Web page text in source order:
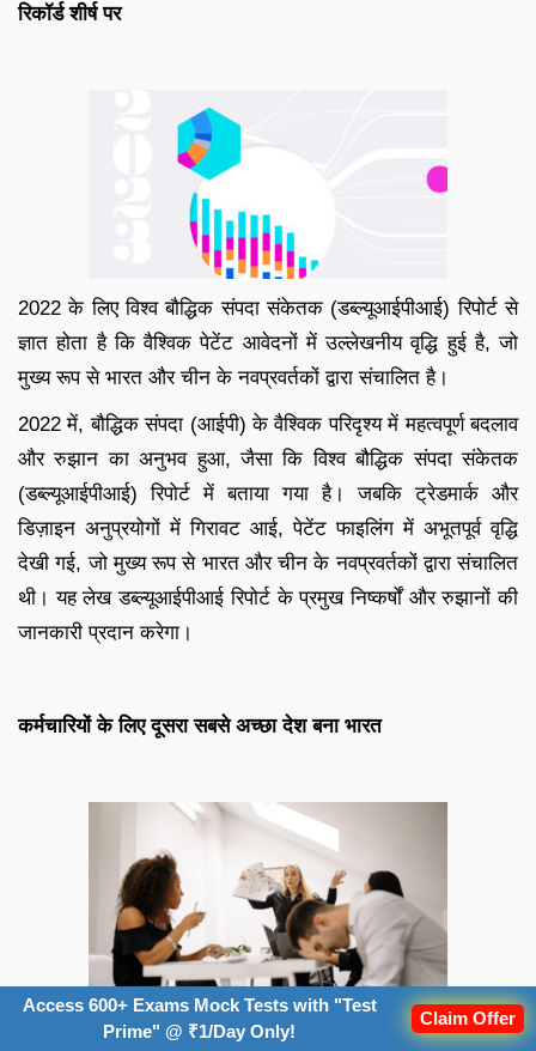
रिकॉर्ड शीर्ष पर
2022 के लिए विश्व बौद्धिक संपदा संकेतक (डब्ल्यूआईपीआई) रिपोर्ट से
ज्ञात होता है कि वैश्विक पेटेंट आवेदनों में उल्लेखनीय वृद्धि हुई है, जो
मुख्य रूप से भारत और चीन के नवप्रवर्तकों द्वारा संचालित है।
2022 में, बौद्धिक संपदा (आईपी) के वैश्विक परिदृश्य में महत्वपूर्ण बदलाव
और रुझान का अनुभव हुआ, जैसा कि विश्व बौद्धिक संपदा संकेतक
(डब्ल्यूआईपीआई) रिपोर्ट में बताया गया है। जबकि ट्रेडमार्क और
डिज़ाइन अनुप्रयोगों में गिरावट आई, पेटेंट फाइलिंग में अभूतपूर्व वृद्धि
देखी गई, जो मुख्य रूप से भारत और चीन के नवप्रवर्तकों द्वारा संचालित
थी। यह लेख डब्ल्यूआईपीआई रिपोर्ट के प्रमुख निष्कर्षों और रुझानों की
जानकारी प्रदान करेगा।
कर्मचारियों के लिए दूसरा सबसे अच्छा देश बना भारत
Access 600+ Exams Mock Tests with "Test
Prime" @ ₹1/Day Only!
Claim Offer